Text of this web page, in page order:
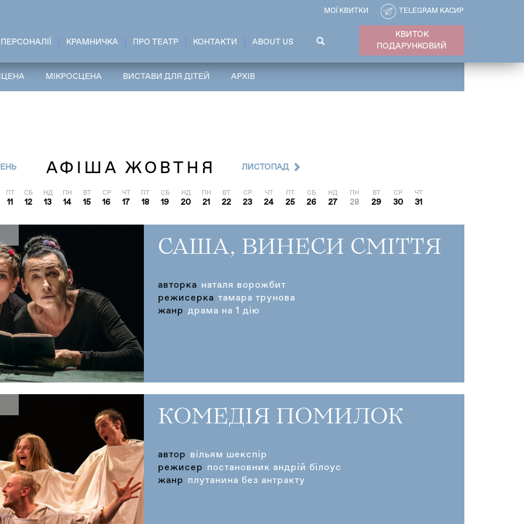
ПЕРСОНАЛІЇ КРАМНИЧКА ПРО ТЕАТР КОНТАКТИ ABOUT US
ПОШУКОВА
ФОРМА
КВИТОК
ПОДАРУНКОВИЙ
МОЇ КВИТКИ TELEGRAM КАСИР
МІКРОСЦЕНА ВИСТАВИ ДЛЯ ДІТЕЙ АРХІВ
АФІША ЖОВТНЯ
ПТ
11
СБ
12
НД
13
ПН
14
ВТ
15
СР
16
ЧТ
17
ПТ
18
СБ
19
НД
20
ПН
21
ВТ
22
СР
23
ЧТ
24
ПТ
25
СБ
26
НД
27
ПН
28
ВТ
29
СР
30
ЧТ
31
ЛИСТОПАД
САША, ВИНЕСИ СМІТТЯ
авторка наталя ворожбит
режисерка тамара трунова
жанр драма на 1 дію
КОМЕДІЯ ПОМИЛОК
автор
вільям шекспір
режисер
постановник андрій білоус
жанр
плутанина без антракту